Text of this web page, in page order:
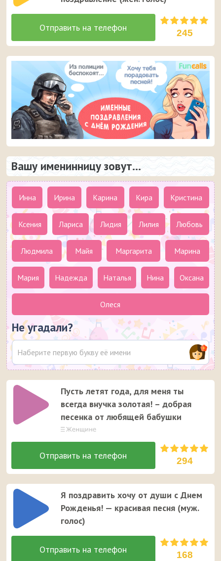
245
Вашу именинницу зовут...
Инна Ирина Карина Кира Кристина
Ксения Лариса Лидия Лилия Любовь
Людмила Майя Маргарита Марина
Мария Надежда Наталья Нина Оксана
Олеся
Не угадали?
Пусть летят года, для меня ты
всегда внучка золотая! – добрая
песенка от любящей бабушки
294
Я поздравить хочу от души с Днем
Рожденья! — красивая песня (муж.
голос)
168